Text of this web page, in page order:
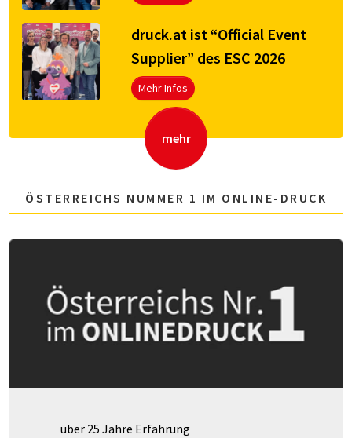
druck.at ist “Official Event
Supplier” des ESC 2026
Mehr Infos
mehr
ÖSTERREICHS NUMMER 1 IM ONLINE-DRUCK
über 25 Jahre Erfahrung